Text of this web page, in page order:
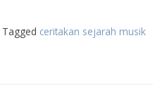
Tagged ceritakan sejarah musik